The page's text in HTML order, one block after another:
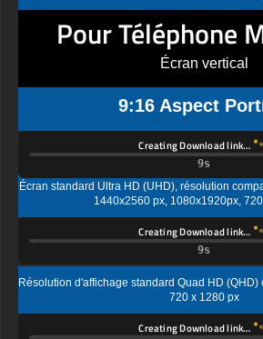
Écran vertical
9:16 Aspect
Creating Download link…
Écran standard Ultra HD (UHD), résolution
1440x2560 px, 1080x1920px, 720
Résolution d'affichage standard Quad HD (QHD)
Creating Download link…
Résolution d'affichage standard Full HD (FHD)
Description du Fond d'Écran :